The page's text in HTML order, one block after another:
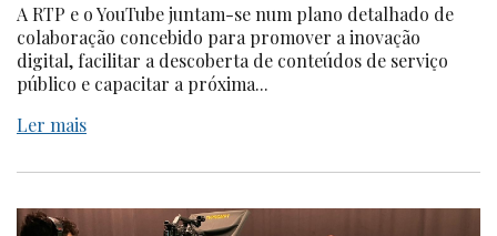
A RTP e o YouTube juntam-se num plano detalhado de
colaboração concebido para promover a inovação
digital, facilitar a descoberta de conteúdos de serviço
público e capacitar a próxima...
Ler mais